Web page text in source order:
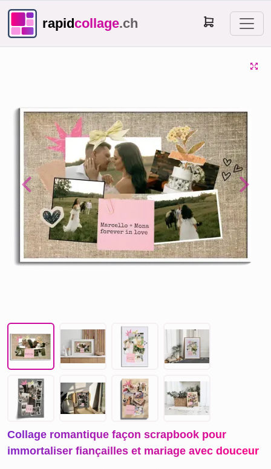
rapidcollage.ch
Previous Next
Collage romantique façon scrapbook pour
immortaliser fiançailles et mariage avec douceur